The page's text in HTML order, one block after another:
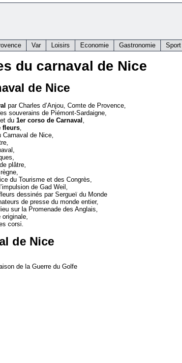
Var Loisirs Economie Gastronomie Sport
du carnaval de Nice
de Nice
par Charles d’Anjou, Comte de Provence,
souverains de Piémont-Sardaigne,
du 1er corso de Carnaval ,
fleurs,
Carnaval de Nice,
plâtre,
du Tourisme et des Congrès,
de Gad Weil,
dessinés par Sergueï du Monde
de presse du monde entier,
sur la Promenade des Anglais,
originale,
corsi.
de Nice
de la Guerre du Golfe